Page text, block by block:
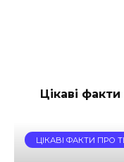
Цікаві
ЦІКАВІ ФАКТИ ПРО